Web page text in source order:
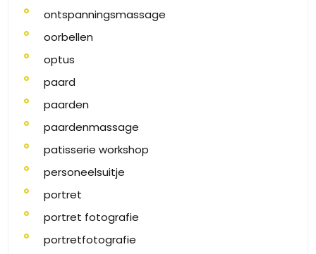
ontspanningsmassage
oorbellen
optus
paard
paarden
paardenmassage
patisserie workshop
personeelsuitje
portret
portret fotografie
portretfotografie